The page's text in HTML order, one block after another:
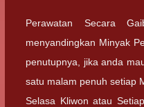
Perawatan Secara
menyandingkan Minyak
penutupnya, jika anda
satu malam penuh setiap
Selasa Kliwon atau